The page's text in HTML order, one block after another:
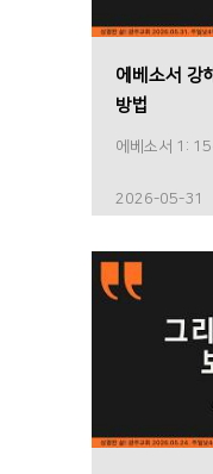
에베소서 강
방법
에베소서 1:
2026-05-31